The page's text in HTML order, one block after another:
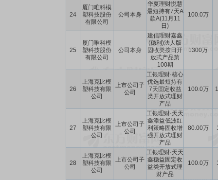
24
厦门唯科模
塑科技股份
有限公司
公司本身
华夏理财悦慧
最短持有7天A
款A(11月11
日)
100.0万
25
厦门唯科模
塑科技股份
有限公司
公司本身
建信理财嘉鑫
(稳利)法人版
固收类按日开
放式产品第
100期
1300万
26
上海克比模
塑科技有限
公司
上市公司子
公司
工银理财·核心
优选最短持有
7天固定收益
类开放式理财
产品
100.0万
27
上海克比模
塑科技有限
公司
上市公司子
公司
工银理财·天天
鑫添益低波红
利策略固收增
强开放式理财
产品
80.00万
28
上海克比模
塑科技有限
公司
上市公司子
公司
工银理财·天天
鑫稳益固定收
益类开放式理
财产品
100.0万